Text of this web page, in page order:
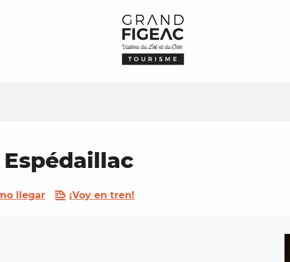
llegar ¡Voy en tren!